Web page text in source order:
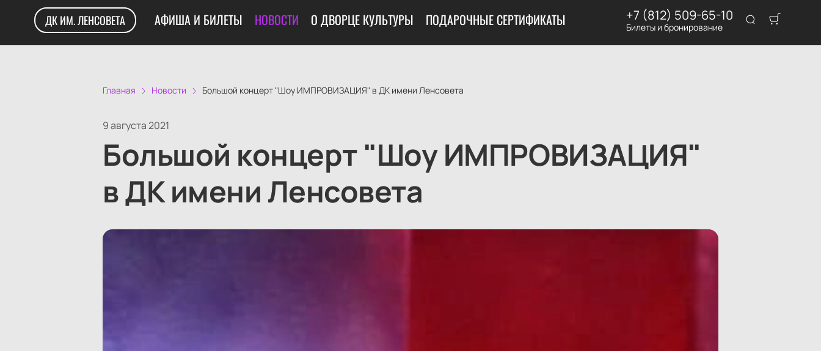
ДК ИМ. ЛЕНСОВЕТА АФИША И БИЛЕТЫ НОВОСТИ О ДВОРЦЕ КУЛЬТУРЫ ПОДАРОЧНЫЕ СЕРТИФИКАТЫ +7 (812) 509-65-10
Билеты и бронирование
Главная Новости Большой концерт "Шоу ИМПРОВИЗАЦИЯ" в ДК имени Ленсовета
9 августа 2021
Большой концерт "Шоу ИМПРОВИЗАЦИЯ"
в ДК имени Ленсовета